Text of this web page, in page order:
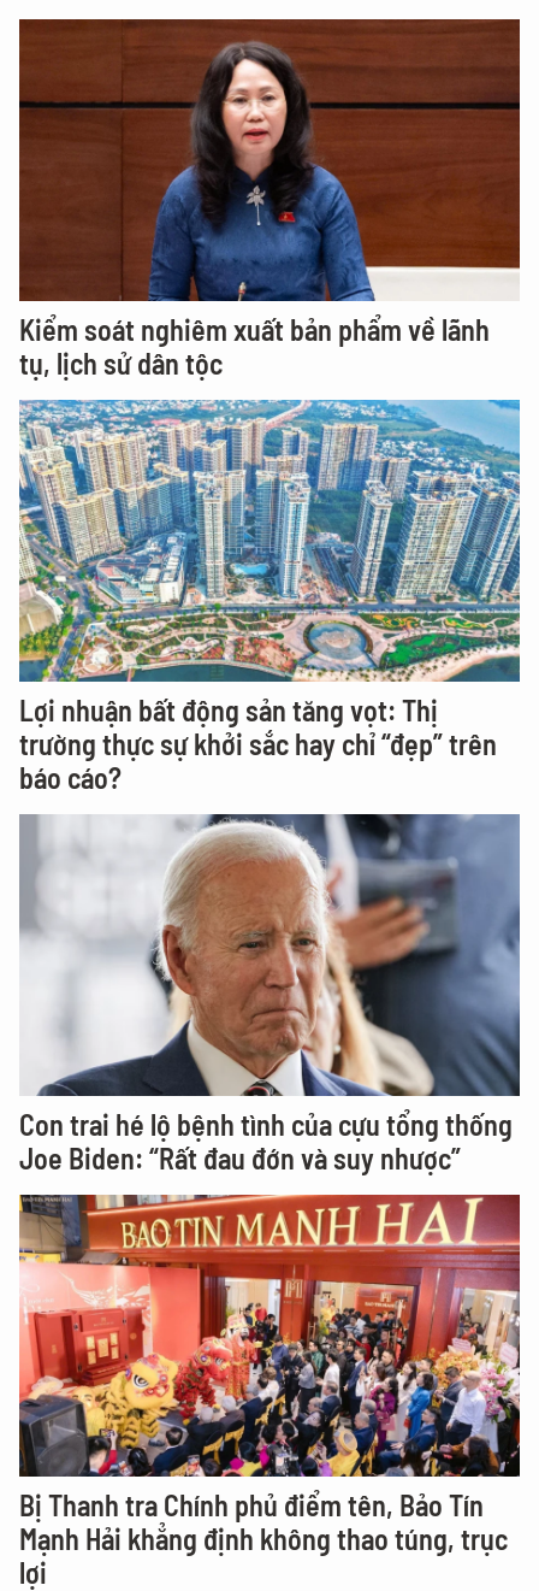
Kiểm soát nghiêm xuất bản phẩm về lãnh
tụ, lịch sử dân tộc
Lợi nhuận bất động sản tăng vọt: Thị
trường thực sự khởi sắc hay chỉ “đẹp” trên
báo cáo?
Con trai hé lộ bệnh tình của cựu tổng thống
Joe Biden: “Rất đau đớn và suy nhược”
Bị Thanh tra Chính phủ điểm tên, Bảo Tín
Mạnh Hải khẳng định không thao túng, trục
lợi